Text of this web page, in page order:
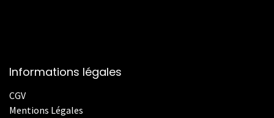
Informations légales
CGV
Mentions Légales